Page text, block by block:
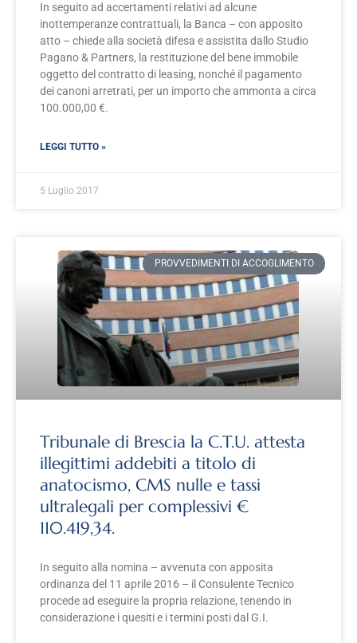
In seguito ad accertamenti relativi ad alcune
inottemperanze contrattuali, la Banca – con apposito
atto – chiede alla società difesa e assistita dallo Studio
Pagano & Partners, la restituzione del bene immobile
oggetto del contratto di leasing, nonché il pagamento
dei canoni arretrati, per un importo che ammonta a circa
100.000,00 €.
LEGGI TUTTO »
5 Luglio 2017
PROVVEDIMENTI DI ACCOGLIMENTO
Tribunale di Brescia la C.T.U. attesta
illegittimi addebiti a titolo di
anatocismo, CMS nulle e tassi
ultralegali per complessivi €
110.419,34.
In seguito alla nomina – avvenuta con apposita
ordinanza del 11 aprile 2016 – il Consulente Tecnico
procede ad eseguire la propria relazione, tenendo in
considerazione i quesiti e i termini posti dal G.I.